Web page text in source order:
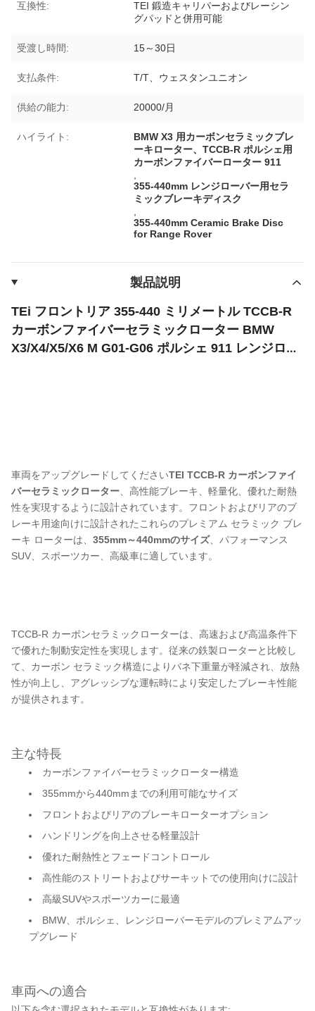
互換性:
TEI 鍛造キャリパーおよびレーシン
グパッドと併用可能
受渡し時間: 15～30日
支払条件: T/T、ウェスタンユニオン
供給の能力: 20000/月
ハイライト:
BMW X3 用カーボンセラミックブレ
ーキローター、TCCB-R ポルシェ用
カーボンファイバーローター 911
355-440mm レンジローバー用セラ
ミックブレーキディスク
355-440mm Ceramic Brake Disc
for Range Rover
製品説明
TEi フロントリア 355-440 ミリメートル TCCB-R
カーボンファイバーセラミックローター BMW
X3/X4/X5/X6 M G01-G06 ポルシェ 911 レンジロー
車両をアップグレードしてくださいTEI TCCB-R カーボンファイ
バーセラミックローター 、高性能ブレーキ、軽量化、優れた耐熱
性を実現するように設計されています。フロントおよびリアのブ
レーキ用途向けに設計されたこれらのプレミアム セラミック ブレ
ーキ ローターは、 355mm～440mmのサイズ、パフォーマンス
SUV、スポーツカー、高級車に適しています。
TCCB-R カーボンセラミックローターは、高速および高温条件下
で優れた制動安定性を実現します。従来の鉄製ローターと比較し
て、カーボン セラミック構造によりバネ下重量が軽減され、放熱
性が向上し、アグレッシブな運転時により安定したブレーキ性能
が提供されます。
主な特長
カーボンファイバーセラミックローター構造
355mmから440mmまでの利用可能なサイズ
フロントおよびリアのブレーキローターオプション
ハンドリングを向上させる軽量設計
優れた耐熱性とフェードコントロール
高性能のストリートおよびサーキットでの使用向けに設計
高級SUVやスポーツカーに最適
BMW、ポルシェ、レンジローバーモデルのプレミアムアッ
プグレード
車両への適合